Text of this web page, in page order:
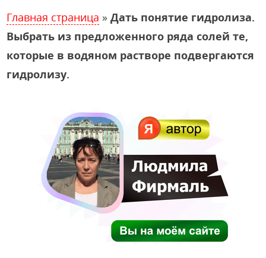
Главная страница »Дать понятие гидролиза.
Выбрать из предложенного ряда солей те,
которые в водяном растворе подвергаются
гидролизу.